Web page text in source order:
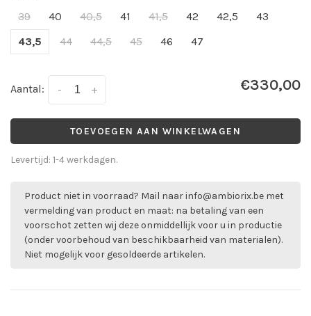
39 40 40,5 41 41,5 42 42,5
43
43,5
44 44,5 45 46 47
Aantal: +
- €330,00
TOEVOEGEN AAN WINKELWAGEN
Levertijd: 1-4 werkdagen.
Product niet in voorraad? Mail naarinfo@ambiorix.be met
vermelding van product en maat: na betaling van een
voorschot zetten wij deze onmiddellijk voor u in productie
(onder voorbehoud van beschikbaarheid van materialen).
Niet mogelijk voor gesoldeerde artikelen.